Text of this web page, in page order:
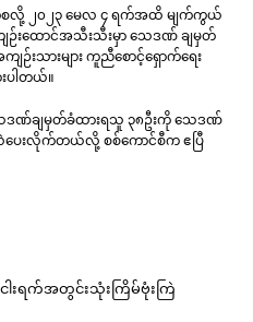
န်ကစလို့ ၂၀၂၃ မေလ ၄ ရက်အထိ မျက်ကွယ်
ဉ်းထောင်အသီးသီးမှာ သေဒဏ် ချမှတ်
းသားများ ကူညီစောင့်ရှောက်ရေး
ပါတယ်။
ဏ်ချမှတ်ခံထားရသူ ၃၈ဦးကို သေဒဏ်
ပေးလိုက်တယ်လို့ စစ်ကောင်စီက ဧပြီ
ငါးရက်အတွင်းသုံးကြိမ်ဗုံးကြဲ